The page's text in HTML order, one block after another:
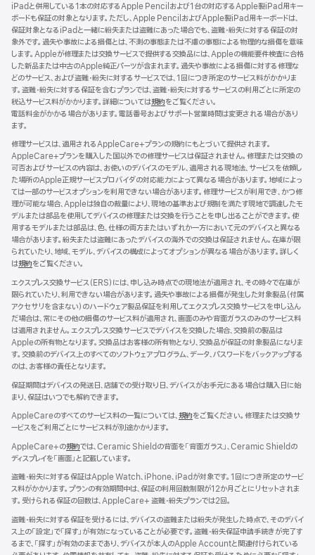
ド
ウ
で
開
き
ま
す）
iPadと併用している1本の対応するApple Pencilおよび1台の対応するApple製iPad用キー
ボードも保証の対象となります。ただし、Apple PencilおよびApple製iPad用キーボードは、
保証対象となるiPadと一緒に紛失または盗難にあった場合でも、盗難・紛失に対する保証の対
象外です。過失や事故による損傷とは、不測の事態または不慮の事態による物理的な損傷を意味
します。Appleが修理または交換サービスで提供する交換品には、Appleの機能要件検査に合格
した新品または中古のApple純正パーツが含まれます。過失や事故による損傷に対する修理な
どのサービス、および盗難・紛失に対するサービスでは、1回につき所定のサービス料がかかりま
す。盗難・紛失に対する保証を含むプランでは、盗難・紛失に対するサービスの利用ごとに所定の
税込サービス料がかかります。詳細については規約（新
規
ン
ド
ウ
で
開
き
ま
す）
をご覧ください。
電話料金がかかる場合があります。電話番号およびサポート営業時間は変更される場合があり
ます。
修理サービスは、適用されるAppleCare+プランの規約にもとづいて提供されます。
AppleCare+プランを購入した国以外での修理サービスは保証されません。修理または交換の
可否およびサービスの内容は、お使いのデバイスのモデル、適用される現地法、サービスを依頼し
た場所のApple正規サービスプロバイダの対応能力によって異なる場合があります。地域によっ
ては一部のサービスオプションを利用できない場合があります。修理サービスが利用でき、かつ修
理が可能な場合、Appleは独自の裁量により、現地の基準および規制を満たす現地で調達したモ
デルまたは部品を使用してデバイスの修理または交換を行うことを申し出ることができます。使
用するモデルまたは部品は、色、仕様の両方またはいずれか一方において元のデバイスと異なる
場合があります。紛失または盗難にあったデバイスの海外での交換は保証されません。在庫が限
られていたり、地域、モデル、デバイスの構成によってオプションが異なる場合があります。詳しく
は規約（新
ウ
イ
ン
ド
ウ
で
開
き
ま
す）
をご覧ください。
エクスプレス交換サービス（ERS）には、申し込み時点での現地法が適用され、その時々で在庫が
限られていたり、利用できない場合があります。過失や事故による損傷が発生した対象製品（付属
アクセサリを含まない）のハードウェア製品保証を利用してエクスプレス交換サービスを申し込ん
だ場合は、常にその他の損傷のサービス料が適用され、画面のみや背面ガラスのみのサービス料
は適用されません。エクスプレス交換サービスでデバイスを交換した場合、交換前の製品は
Appleの所有物となります。交換品はお客様の所有物となり、交換品が保証の対象製品になりま
す。交換前のデバイス上のすべてのソフトウェアプログラム、データ、パスワードをバックアップする
のは、お客様の責任となります。
保証期間はデバイスの発送日、店舗での受け取り日、デバイスがお手元にある場合は購入日に始
まり、保証はいつでも解約できます。
AppleCareのすべてのサービス料の一覧については、規約（新
イ
ド
ウ
で
き
ま
す）
をご覧ください。修理または交換サ
ービスをご利用ごとにサービス料が別途かかります。
AppleCare+の規約（新
規
イ
ン
ド
ウ
で
開
では、Ceramic Shieldの背面を「背面ガラス」、Ceramic Shieldの
ディスプレイを「画面」と記載しています。
盗難・紛失に対する保証はApple Watch、iPhone、iPadが対象です。1回につき所定のサービ
ス料がかかります。プランの有効期間中は、保証の利用回数制限が12か月ごとにリセットされま
す。受けられる保証の回数は、AppleCare+ 盗難・紛失プランでは2回。
盗難・紛失に対する保証を受けるには、デバイスの盗難または紛失が発生した時点で、そのデバイ
ス上の「設定」で「探す」が有効になっていることが必要です。盗難・紛失保証申請手続きが完了す
るまで、「探す」が有効のままであり、デバイスが本人のApple Accountと関連付けられている